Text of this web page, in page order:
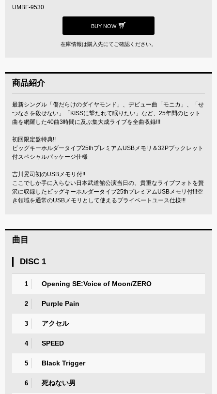
UMBF-9530
BUY NOW
在庫情報は購入先にてご確認ください。
商品紹介
最新シングル「傷だらけのダイヤモンド」、デビュー曲「モニカ」、「せ
つなさを殺せない」「KISSに撃たれて眠りたい」など、25年間のヒット
曲を網羅した40曲3時間に及ぶ集大成ライブを全曲収録!!!
初回限定盤特典!!
ビッグキーホルダータイプ25thプレミアムUSBメモリ＆32Pブックレット
付スペシャルパッケージ仕様
吉川晃司初のUSBメモリ付!!
ここでしか手に入らない日本武道館公演当日の、貴重なライブフォトを贅
沢に収録したビッグキーホルダータイプ25thプレミアムUSBメモリ付!!!空
き領域を通常のUSBメモリとして使えるプライベートユース仕様!!!
曲目
DISC 1
1 Opening SE:Voice of Moon/ZERO
2 Purple Pain
3 アクセル
4 SPEED
5 Black Trigger
6 死ねない男